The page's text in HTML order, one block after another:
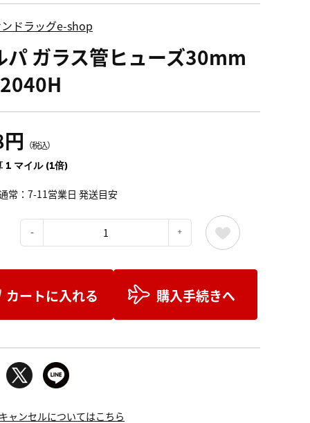
ドラッグe-shop
パ ガラス管ヒューズ30mm
（税込）
1 マイル (1倍)
常：7-11営業日 発送目安
カートに入れる 購入手続きへ
ャンセルについてはこちら